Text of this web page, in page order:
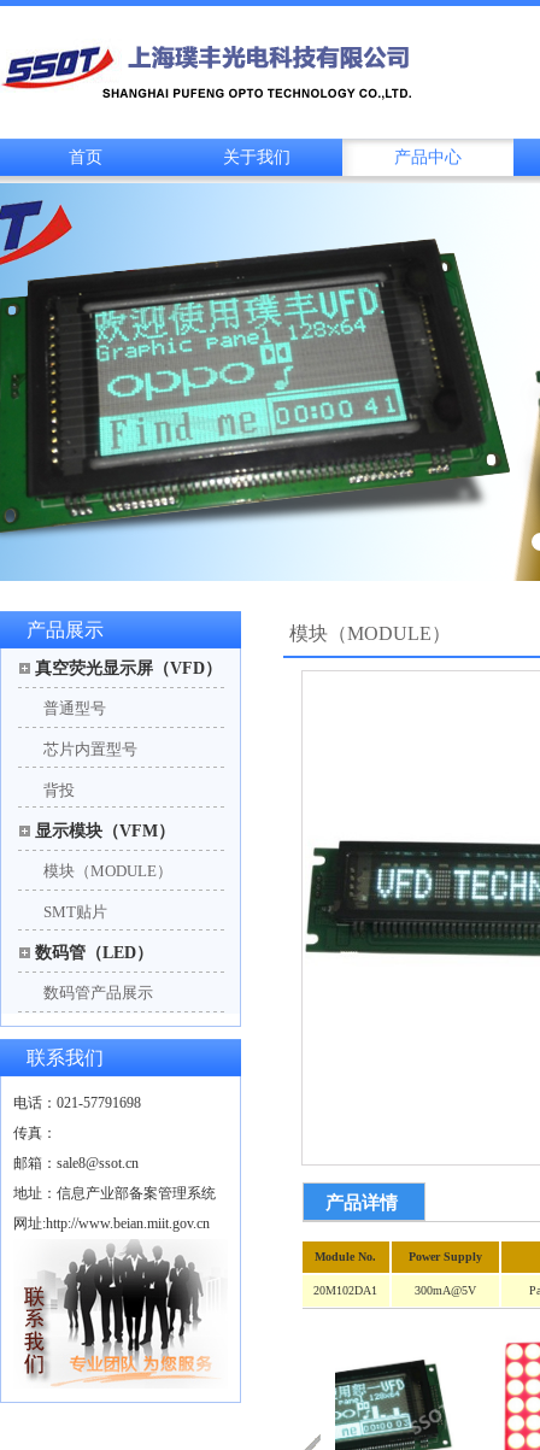
首页 关于我们 产品中心
产品展示
真空荧光显示屏（VFD）
普通型号
芯片内置型号
背投
显示模块（VFM）
模块（MODULE）
SMT贴片
数码管（LED）
数码管产品展示
联系我们
电话：021-57791698
传真：
邮箱：sale8@ssot.cn
地址：信息产业部备案管理系统
网址:http://www.beian.miit.gov.cn
模块（MODULE）
产品详情
Module No. Power Supply
20M102DA1 300mA@5V